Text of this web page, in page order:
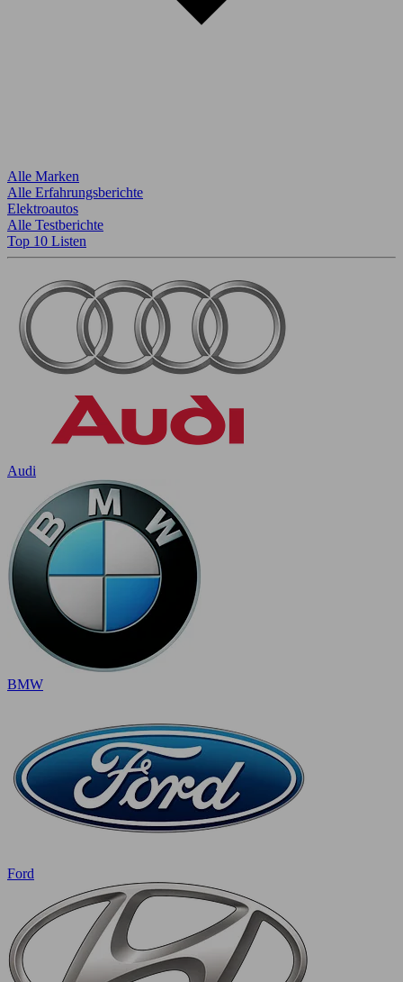
Alle Marken
Alle Erfahrungsberichte
Elektroautos
Alle Testberichte
Top 10 Listen
Audi
BMW
Ford